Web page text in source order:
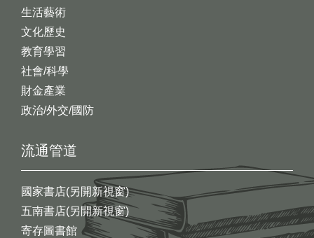
生活藝術
文化歷史
教育學習
社會/科學
財金產業
政治/外交/國防
流通管道
國家書店(另開新視窗)
五南書店(另開新視窗)
寄存圖書館